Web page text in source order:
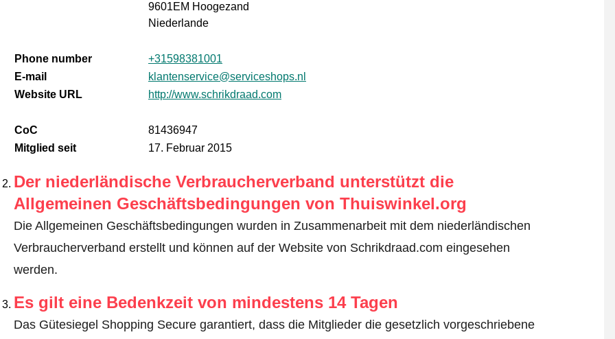
9601EM Hoogezand
Niederlande
Phone number
+31598381001
E-mail
klantenservice@serviceshops.nl
Website URL
http://www.schrikdraad.com
CoC
81436947
Mitglied seit
17. Februar 2015
Der niederländische Verbraucherverband unterstützt die
Allgemeinen Geschäftsbedingungen von Thuiswinkel.org
Die Allgemeinen Geschäftsbedingungen wurden in Zusammenarbeit mit dem niederländischen
Verbraucherverband erstellt und können auf der Website von Schrikdraad.com eingesehen
werden.
Es gilt eine Bedenkzeit von mindestens 14 Tagen
Das Gütesiegel Shopping Secure garantiert, dass die Mitglieder die gesetzlich vorgeschriebene